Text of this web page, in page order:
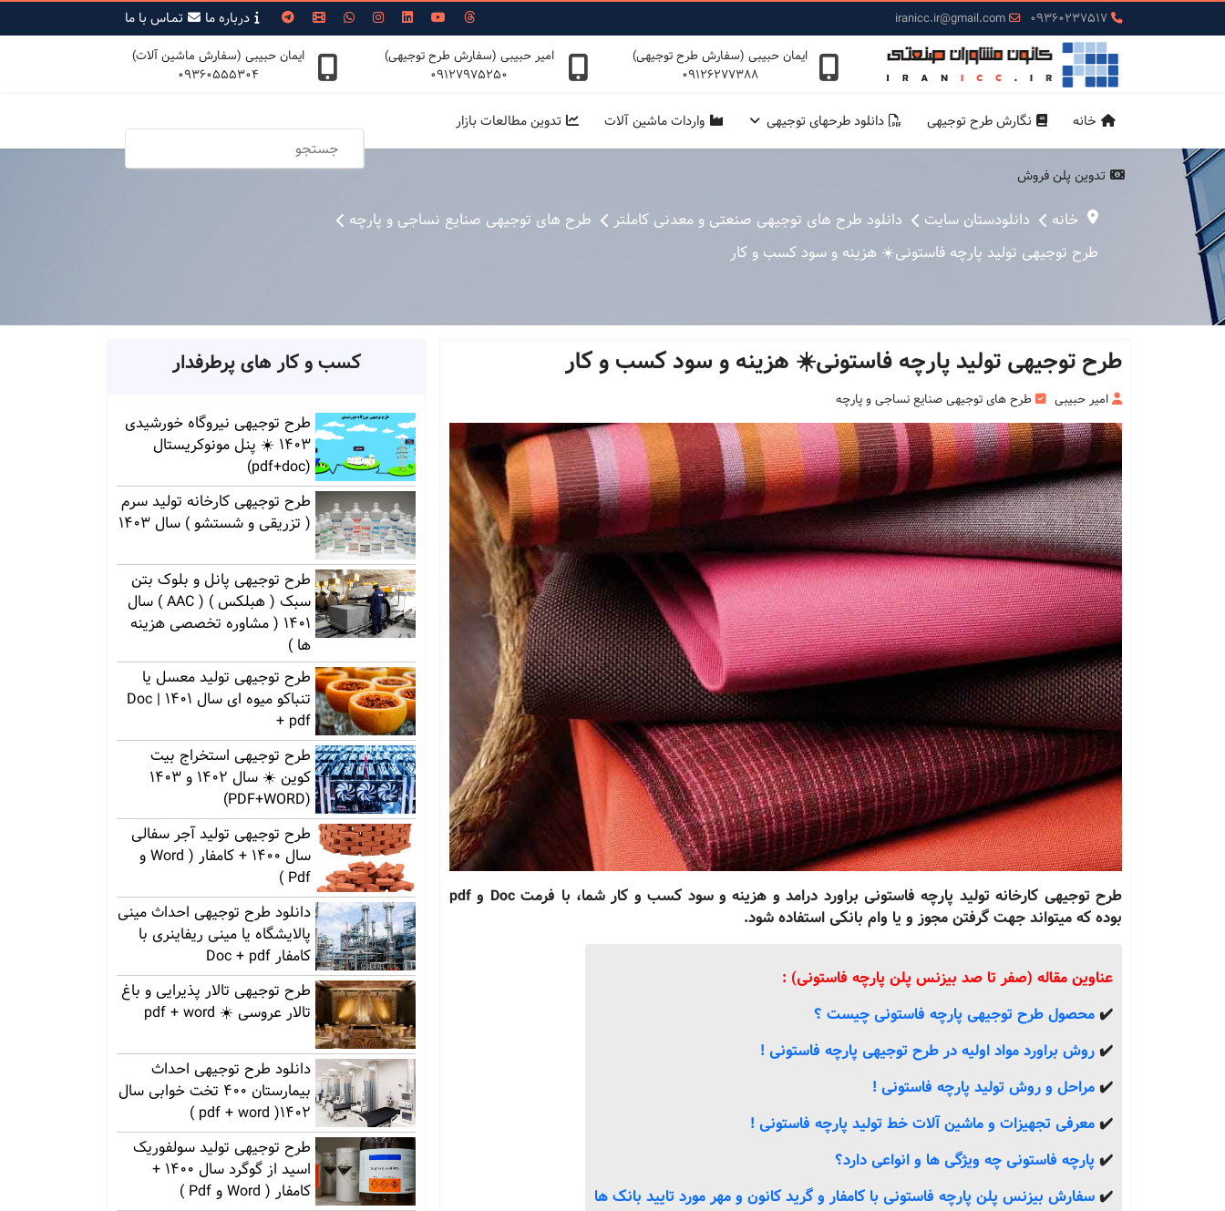
09360237517
iranicc.ir@gmail.com درباره ما تمـاس با ما
ایمان حبیبی (سفارش طرح توجیهی)
09126277388
امیر حبیبی (سفارش طرح توجیهی)
09127975250
ایمان حبیبی (سفارش ماشین آلات)
09360555304
خانه نگارش طرح توجیهی دانلود طرحهای توجیهی واردات ماشین آلات تدوین مطالعات بازار
تدوین پلن فروش
خانه دانلودستان سایت دانلود طرح های توجیهی صنعتی و معدنی کاملتر
طرح های توجیهی صنایع نساجی و پارچه
طرح توجیهی تولید پارچه فاستونی☀️ هزینه و سود کسب و کار
طرح توجیهی تولید پارچه فاستونی☀️ هزینه و سود کسب و کار
امیر حبیبی طرح های توجیهی صنایع نساجی و پارچه
طرح توجیهی کارخانه تولید پارچه فاستونی براورد درامد و هزینه و سود کسب و کار شما، با فرمت Doc و pdf
بوده که میتواند جهت گرفتن مجوز و یا وام بانکی استفاده شود.
عناوین مقاله (صفر تا صد بیزنس پلن پارچه فاستونی) :
✔️محصول طرح توجیهی پارچه فاستونی چیست ؟
✔️روش براورد مواد اولیه در طرح توجیهی پارچه فاستونی !
✔️مراحل و روش تولید پارچه فاستونی !
✔️معرفی تجهیزات و ماشین آلات خط تولید پارچه فاستونی !
✔️ پارچه فاستونی چه ویژگی ها و انواعی دارد؟
✔️سفارش بیزنس پلن پارچه فاستونی با کامفار و گرید کانون و مهر مورد تایید بانک ها
کسب و کار های پرطرفدار
طرح توجیهی نیروگاه خورشیدی
1403 ☀️ پنل مونوکریستال
(pdf+doc)
طرح توجیهی کارخانه تولید سرم
( تزریقی و شستشو ) سال 1403
طرح توجیهی پانل و بلوک بتن
سبک ( هبلکس ) ( AAC ) سال
1401 ( مشاوره تخصصی هزینه
ها )
طرح توجیهی تولید معسل یا
تنباکو میوه ای سال 1401 | Doc
+ pdf
طرح توجیهی استخراج بیت
کوین ☀️ سال 1402 و 1403
(PDF+WORD)
طرح توجیهی تولید آجر سفالی
سال 1400 + کامفار ( Word و
Pdf )
دانلود طرح توجیهی احداث مینی
پالایشگاه یا مینی ریفاینری با
کامفار Doc + pdf
طرح توجیهی تالار پذیرایی و باغ
تالار عروسی ☀️ pdf + word
دانلود طرح توجیهی احداث
بیمارستان 400 تخت خوابی سال
1402( pdf + word )
طرح توجیهی تولید سولفوریک
اسید از گوگرد سال 1400 +
کامفار ( Word و Pdf )